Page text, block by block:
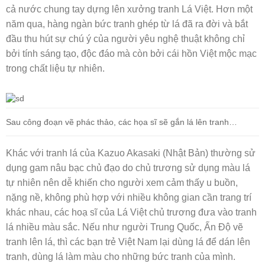
cả nước chung tay dựng lên xưởng tranh Lá Việt. Hơn một
năm qua, hàng ngàn bức tranh ghép từ lá đã ra đời và bắt
đầu thu hút sự chú ý của người yêu nghệ thuật không chỉ
bởi tính sáng tạo, độc đáo mà còn bởi cái hồn Việt mộc mạc
trong chất liệu tự nhiên.
Sau công đoạn vẽ phác thảo, các họa sĩ sẽ gắn lá lên tranh…
Khác với tranh lá của Kazuo Akasaki (Nhật Bản) thường sử
dụng gam nâu bạc chủ đạo do chủ trương sử dụng màu lá
tự nhiên nên dễ khiến cho người xem cảm thấy u buồn,
nặng nề, không phù hợp với nhiều không gian cần trang trí
khác nhau, các hoạ sĩ của Lá Việt chủ trương đưa vào tranh
lá nhiều màu sắc. Nếu như người Trung Quốc, Ấn Độ vẽ
tranh lên lá, thì các bạn trẻ Việt Nam lại dùng lá để dán lên
tranh, dùng lá làm màu cho những bức tranh của mình.